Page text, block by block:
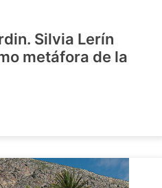
Silvia Lerín
metáfora de la